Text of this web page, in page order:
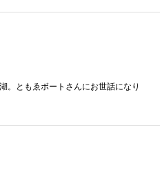
。ともゑボートさんにお世話になり